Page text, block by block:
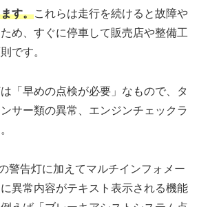
す。これらは走行を続けると故障や
め、すぐに停車して販売店や整備工
です。
「早めの点検が必要」なもので、タ
サー類の異常、エンジンチェックラ
警告灯に加えてマルチインフォメー
異常内容がテキスト表示される機能